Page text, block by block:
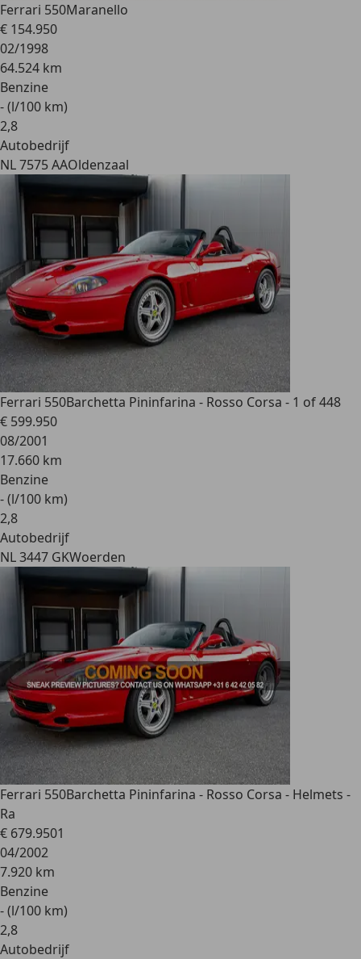
Ferrari 550Maranello
€ 154.950
02/1998
64.524 km
Benzine
- (l/100 km)
2,8
Autobedrijf
NL 7575 AAOldenzaal
Ferrari 550Barchetta Pininfarina - Rosso Corsa - 1 of 448
€ 599.950
08/2001
17.660 km
Benzine
- (l/100 km)
2,8
Autobedrijf
NL 3447 GKWoerden
Ferrari 550Barchetta Pininfarina - Rosso Corsa - Helmets -
Ra
€ 679.9501
04/2002
7.920 km
Benzine
- (l/100 km)
2,8
Autobedrijf